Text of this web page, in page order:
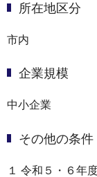
所在地区分
市内
企業規模
中小企業
その他の条件
１ 令和５・６年